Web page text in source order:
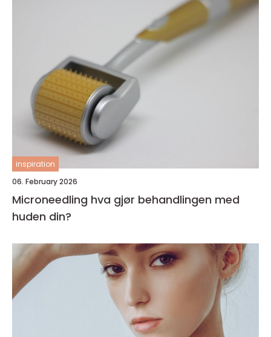
inspiration
06. February 2026
Microneedling hva gjør behandlingen med
huden din?